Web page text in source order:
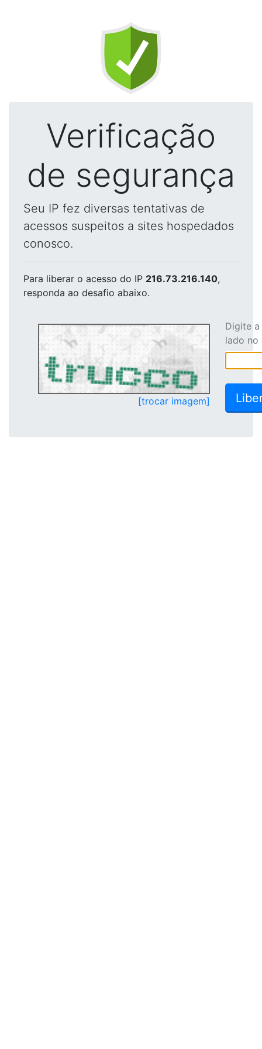
Verificação
de segurança
Seu IP fez diversas tentativas de
acessos suspeitos a sites hospedados
conosco.
Para liberar o acesso do IP 216.73.216.140,
responda ao desafio abaixo.
[trocar imagem]
Digite
lado no